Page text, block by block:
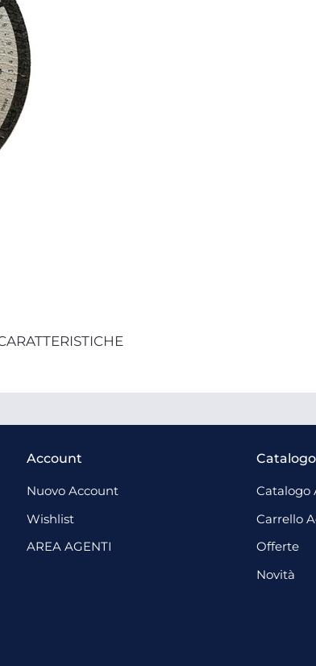
Account
Nuovo Account
Wishlist
AREA AGENTI
Catalogo
Carrello
Offerte
Novità